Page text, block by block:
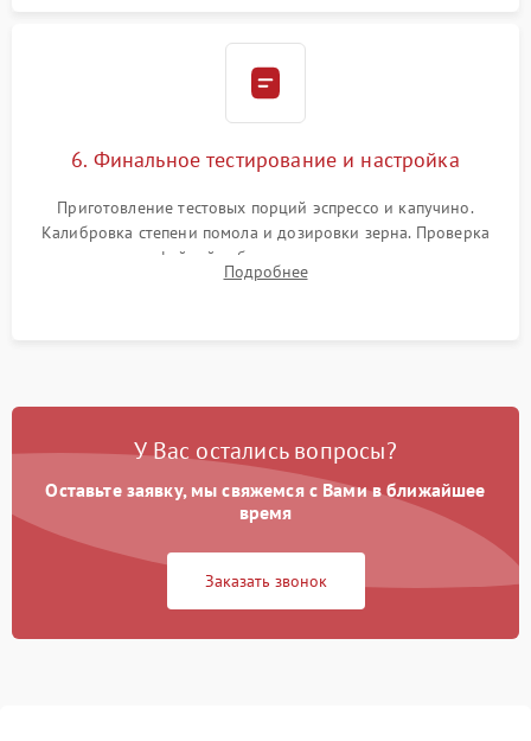
6. Финальное тестирование и настройка
Приготовление тестовых порций эспрессо и капучино.
Калибровка степени помола и дозировки зерна. Проверка
плотности кофейной таблетки, температуры напитка и
качества молочной пены. Контроль отсутствия посторонних
Подробнее
У Вас остались вопросы?
Оставьте заявку, мы свяжемся с Вами в ближайшее
время
Заказать звонок